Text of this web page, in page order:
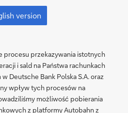
version
procesu przekazywania istotnych
i sald na Państwa rachunkach
Deutsche Bank Polska S.A. oraz
wpływ tych procesów na
możliwość pobierania
z platformy Autobahn z